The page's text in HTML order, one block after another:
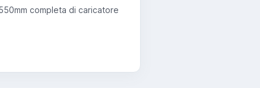
completa di caricatore